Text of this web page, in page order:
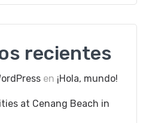
recientes
en ¡Hola, mundo!
at Cenang Beach in